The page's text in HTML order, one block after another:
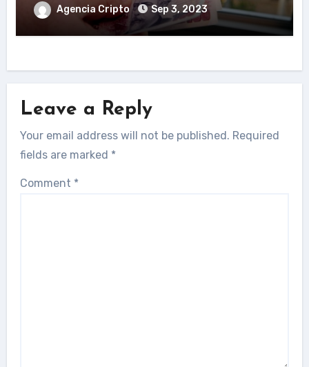
Agencia Cripto Sep 3, 2023
Leave a Reply
Your email address will not be published. Required
fields are marked *
Comment *